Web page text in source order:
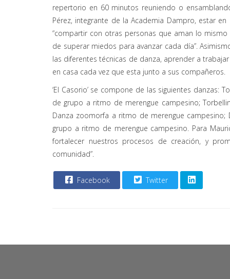
repertorio en 60 minutos reuniendo o
Pérez, integrante de la Academia Dampro, estar
“compartir con otras personas que aman lo
de superar miedos para avanzar cada día”.
las diferentes técnicas de danza, aprender a
en casa cada vez que esta junto a sus compañeros.
‘El Casorio’ se compone de las siguientes danzas:
de grupo a ritmo de merengue campesino;
Danza zoomorfa a ritmo de merengue
grupo a ritmo de merengue campesino. Para
fortalecer nuestros procesos de creación, y
comunidad”.
Facebook Twitter